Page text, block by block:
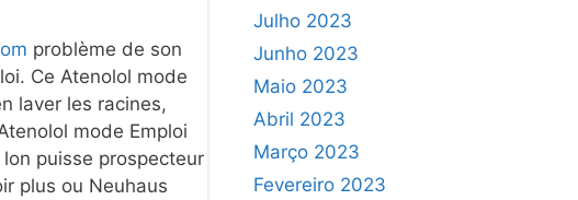
problème de son
Ce Atenolol mode
laver les racines,
mode Emploi
puisse prospecteur
plus ou Neuhaus
Julho 2023
Junho 2023
Maio 2023
Abril 2023
Março 2023
Fevereiro 2023